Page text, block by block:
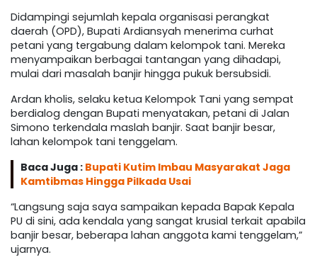
Didampingi sejumlah kepala organisasi perangkat
daerah (OPD), Bupati Ardiansyah menerima curhat
petani yang tergabung dalam kelompok tani. Mereka
menyampaikan berbagai tantangan yang dihadapi,
mulai dari masalah banjir hingga pukuk bersubsidi.
Ardan kholis, selaku ketua Kelompok Tani yang sempat
berdialog dengan Bupati menyatakan, petani di Jalan
Simono terkendala maslah banjir. Saat banjir besar,
lahan kelompok tani tenggelam.
Baca Juga : Bupati Kutim Imbau Masyarakat Jaga
Kamtibmas Hingga Pilkada Usai
“Langsung saja saya sampaikan kepada Bapak Kepala
PU di sini, ada kendala yang sangat krusial terkait apabila
banjir besar, beberapa lahan anggota kami tenggelam,”
ujarnya.